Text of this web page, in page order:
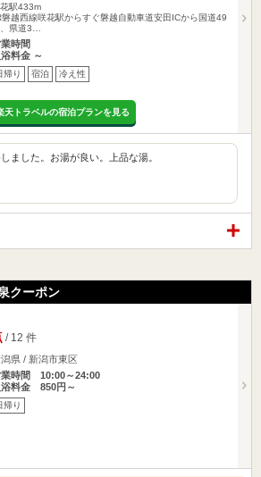
駅433m
磐越西線咲花駅からすぐ磐越自動車道安田ICから国道49
県道3…
時間
浴料金 ～
帰り 宿泊 冷え性
天トラベルの宿泊プランを見る
ました。お湯が良い。上品な湯。
クーポン
/ 12 件
潟県 / 新潟市東区
業時間 10:00～24:00
浴料金 850円～
帰り